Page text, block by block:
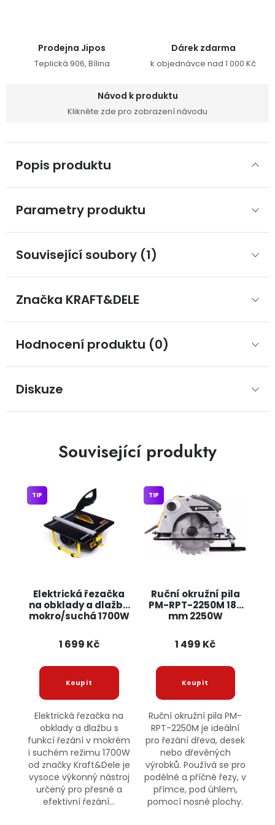
Prodejna Jipos
Teplická 906, Bílina
Dárek zdarma
k objednávce nad 1 000 Kč
Návod k produktu
Klikněte zde pro zobrazení návodu
Popis produktu
Parametry produktu
Související soubory (1)
Značka KRAFT&DELE
Hodnocení produktu (0)
Diskuze
Související produkty
Elektrická řezačka
na obklady a dlažbu
mokro/suchá 1700W
TIP
1 699 Kč
Elektrická řezačka na
obklady a dlažbu s
funkcí řezání v mokrém
i suchém režimu 1700W
od značky Kraft&Dele je
vysoce výkonný nástroj
určený pro přesné a
efektivní řezání...
Ruční okružní pila
PM-RPT-2250M 185
mm 2250W
TIP
1 499 Kč
Ruční okružní pila PM-
RPT-2250M je ideální
pro řezání dřeva, desek
nebo dřevěných
výrobků. Používá se pro
podélné a příčné řezy, v
přímce, pod úhlem,
pomocí nosné plochy.